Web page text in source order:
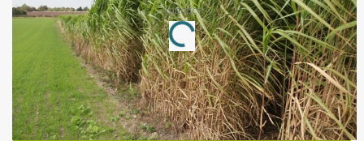
Annonce
Loading...
Jobs
i samarbejde med